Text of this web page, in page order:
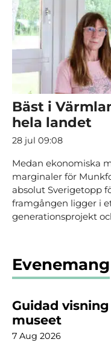
Bäst i
hela landet
28 jul 09:08
Medan ekonomiska
marginaler för
absolut Sverigetopp
framgången ligger i
generationsprojekt
Evenemang
Guidad
museet
7 Aug 2026